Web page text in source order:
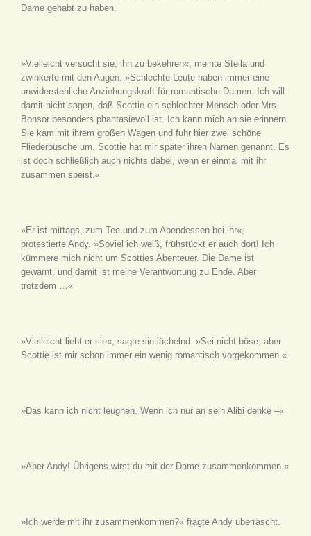
Dame gehabt zu haben.
»Vielleicht versucht sie, ihn zu bekehren«, meinte Stella und
zwinkerte mit den Augen. »Schlechte Leute haben immer eine
unwiderstehliche Anziehungskraft für romantische Damen. Ich will
damit nicht sagen, daß Scottie ein schlechter Mensch oder Mrs.
Bonsor besonders phantasievoll ist. Ich kann mich an sie erinnern.
Sie kam mit ihrem großen Wagen und fuhr hier zwei schöne
Fliederbüsche um. Scottie hat mir später ihren Namen genannt. Es
ist doch schließlich auch nichts dabei, wenn er einmal mit ihr
zusammen speist.«
»Er ist mittags, zum Tee und zum Abendessen bei ihr«,
protestierte Andy. »Soviel ich weiß, frühstückt er auch dort! Ich
kümmere mich nicht um Scotties Abenteuer. Die Dame ist
gewarnt, und damit ist meine Verantwortung zu Ende. Aber
trotzdem …«
»Vielleicht liebt er sie«, sagte sie lächelnd. »Sei nicht böse, aber
Scottie ist mir schon immer ein wenig romantisch vorgekommen.«
»Das kann ich nicht leugnen. Wenn ich nur an sein Alibi denke –«
»Aber Andy! Übrigens wirst du mit der Dame zusammenkommen.«
»Ich werde mit ihr zusammenkommen?« fragte Andy überrascht.